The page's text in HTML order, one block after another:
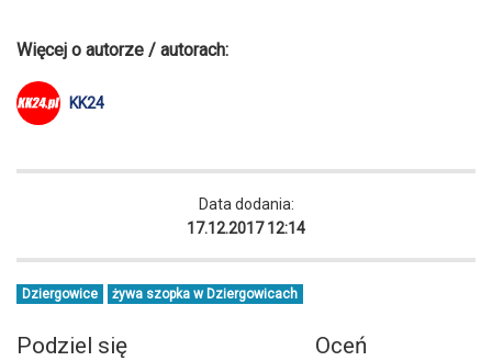
Więcej o autorze / autorach:
KK24
Data dodania:
17.12.2017 12:14
Dziergowice żywa szopka w Dziergowicach
Podziel się Oceń